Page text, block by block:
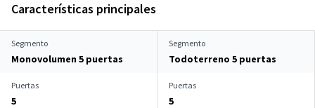
Características principales
Segmento
Monovolumen 5 puertas
Segmento
Todoterreno 5 puertas
Puertas
5
Puertas
5